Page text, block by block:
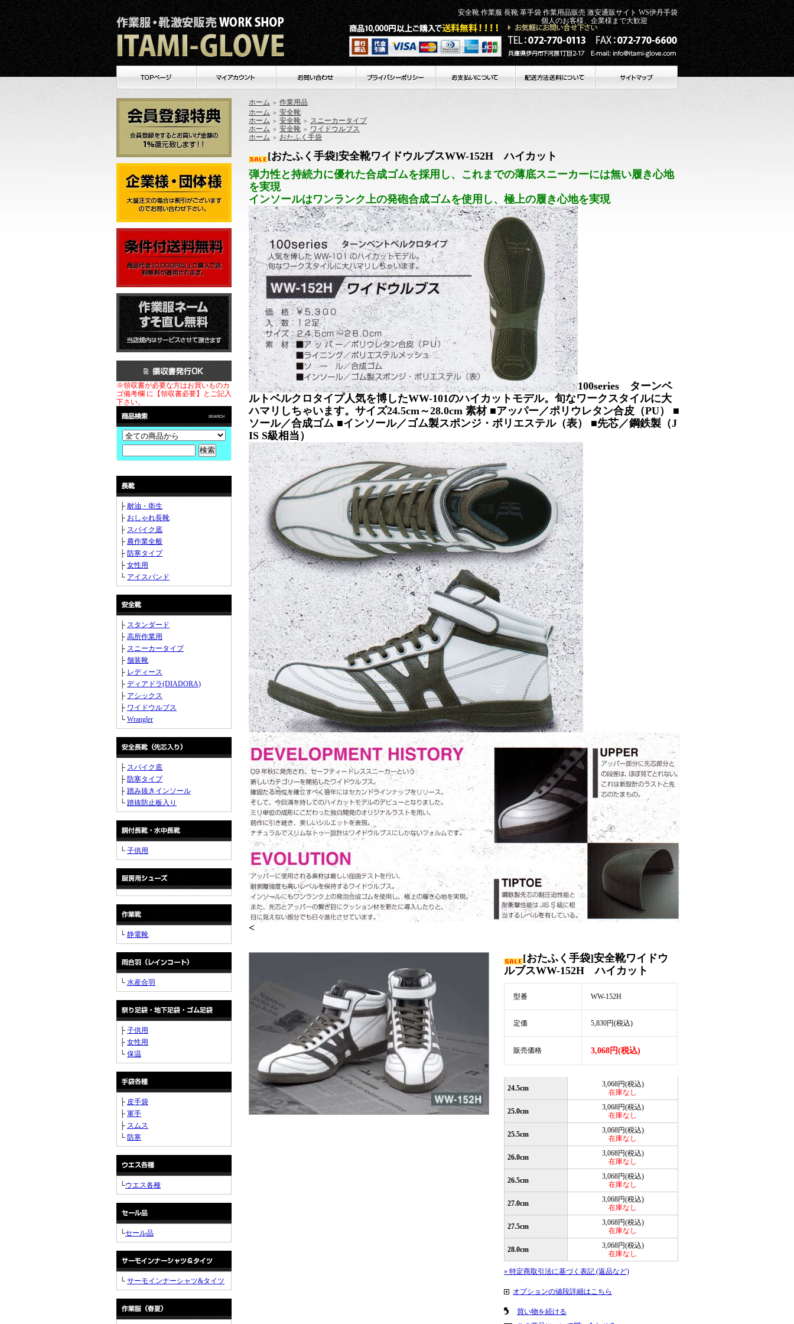
安全靴 作業服 長靴 革手袋 作業用品販売 激安通販サイト WS伊丹手袋
個人のお客様、企業様まで大歓迎
※領収書が必要な方はお買いものカ
ゴ備考欄 に【領収書必要】とご記入
下さい。
├ 耐油・衛生
├ おしゃれ長靴
├ スパイク底
├ 農作業全般
├ 防寒タイプ
├ 女性用
└ アイスバンド
├ スタンダード
├ 高所作業用
├ スニーカータイプ
├ 舗装靴
├ レディース
├ ディアドラ(DIADORA)
├ アシックス
├ ワイドウルブス
└ Wrangler
├ スパイク底
├ 防寒タイプ
├ 踏み抜きインソール
└ 踏抜防止板入り
└ 子供用
└ 静電靴
└ 水産合羽
├ 子供用
├ 女性用
└ 保温
├ 皮手袋
├ 軍手
├ スムス
└ 防寒
└ウエス各種
└セール品
└ サーモインナーシャツ&タイツ
ホーム ＞ 作業用品
ホーム ＞ 安全靴
ホーム ＞ 安全靴 ＞ スニーカータイプ
ホーム ＞ 安全靴 ＞ ワイドウルブス
ホーム ＞ おたふく手袋
[おたふく手袋]安全靴ワイドウルブスWW-152H ハイカット
弾力性と持続力に優れた合成ゴムを採用し、これまでの薄底スニーカーには無い履き心地
を実現
インソールはワンランク上の発砲合成ゴムを使用し、極上の履き心地を実現
100series ターンベ
ルトベルクロタイプ人気を博したWW-101のハイカットモデル。旬なワークスタイルに大
ハマリしちゃいます。サイズ24.5cm～28.0cm 素材 ■アッパー／ポリウレタン合皮（PU） ■
ソール／合成ゴム ■インソール／ゴム製スポンジ・ポリエステル（表） ■先芯／鋼鉄製（J
IS S級相当）
<
[おたふく手袋]安全靴ワイドウ
ルブスWW-152H ハイカット
型番 WW-152H
定価 5,830円(税込)
販売価格 3,068円(税込)
24.5cm
3,068円(税込)
在庫なし
25.0cm
3,068円(税込)
在庫なし
25.5cm
3,068円(税込)
在庫なし
26.0cm
3,068円(税込)
在庫なし
26.5cm
3,068円(税込)
在庫なし
27.0cm
3,068円(税込)
在庫なし
27.5cm
3,068円(税込)
在庫なし
28.0cm
3,068円(税込)
在庫なし
» 特定商取引法に基づく表記 (返品など)
オプションの値段詳細はこちら
買い物を続ける